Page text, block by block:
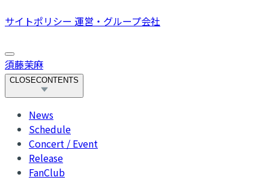
サイトポリシー 運営・グループ会社
須藤茉麻
CLOSECONTENTS
News
Schedule
Concert / Event
Release
FanClub